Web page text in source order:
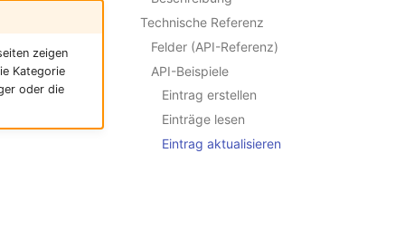
Technische Referenz
Felder (API-Referenz)
API-Beispiele
Eintrag erstellen
Einträge lesen
Eintrag aktualisieren
zeigen
Kategorie
oder die